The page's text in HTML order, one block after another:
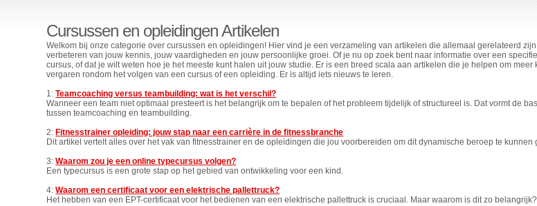
Cursussen en opleidingen Artikelen
Welkom bij onze categorie over cursussen en opleidingen! Hier vind je een verzameling van artikelen die allemaal gerelateerd
verbeteren van jouw kennis, jouw vaardigheden en jouw persoonlijke groei. Of je nu op zoek bent naar informatie over een
cursus, of dat je wilt weten hoe je het meeste kunt halen uit jouw studie. Er is een breed scala aan artikelen die je helpen om meer
vergaren rondom het volgen van een cursus of een opleiding. Er is altijd iets nieuws te leren.
1:Teamcoaching versus teambuilding: wat is het verschil?
Wanneer een team niet optimaal presteert is het belangrijk om te bepalen of het probleem tijdelijk of structureel is. Dat vormt de
tussen teamcoaching en teambuilding.
2: Fitnesstrainer opleiding: jouw stap naar een carrière in de fitnessbranche
Dit artikel vertelt alles over het vak van fitnesstrainer en de opleidingen die jou voorbereiden om dit dynamische beroep te kunnen
3:Waarom zou je een online typecursus volgen?
Een typecursus is een grote stap op het gebied van ontwikkeling voor een kind.
4:Waarom een certificaat voor een elektrische pallettruck?
Het hebben van een EPT-certificaat voor het bedienen van een elektrische pallettruck is cruciaal. Maar waarom is dit zo